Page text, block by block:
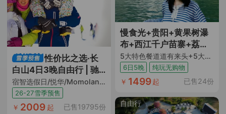
性价比之选·长
白山4日3晚自由行 | 驰
骋纯白滑雪场
宿智选假日/悦华/Momoland酒店（双早+日场滑雪票+汉拿山温泉票+限时水乐园+限时娱雪乐园门票+当地接送机+BOOMi一日营）
26-27雪季预售
￥ 2009 起 已售19795份
服务大家。为春秋点
赞。"
慢食光+贵阳+黄果树瀑
布+西江千户苗寨+荔波
小七孔+梵净山+镇远古
城6日5晚跟团游
5大特色餐道道有来头+5大核心景点一次玩遍不留遗憾+4晚4钻酒店+1晚西江苗寨内特色民宿+赠观景雨衣+苗药足浴包+非遗蜡染 DIY+特色伴手礼+ 纯玩0购物0车销
6日5晚 纯玩无购物
￥ 1499起 已售24份
自由行